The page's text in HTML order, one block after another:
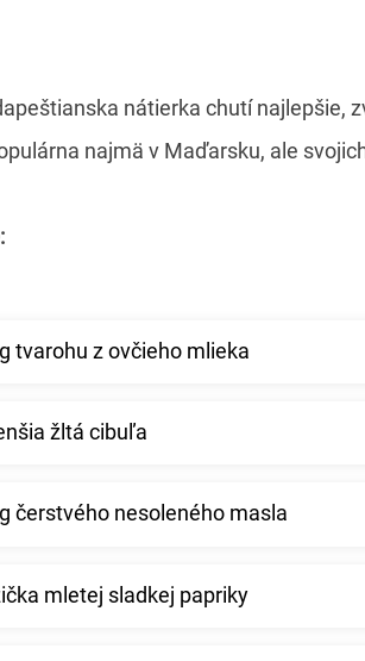
nátierka chutí najlepšie,
najmä v Maďarsku, ale
tvarohu z ovčieho mlieka
žltá cibuľa
čerstvého nesoleného masla
mletej sladkej papriky